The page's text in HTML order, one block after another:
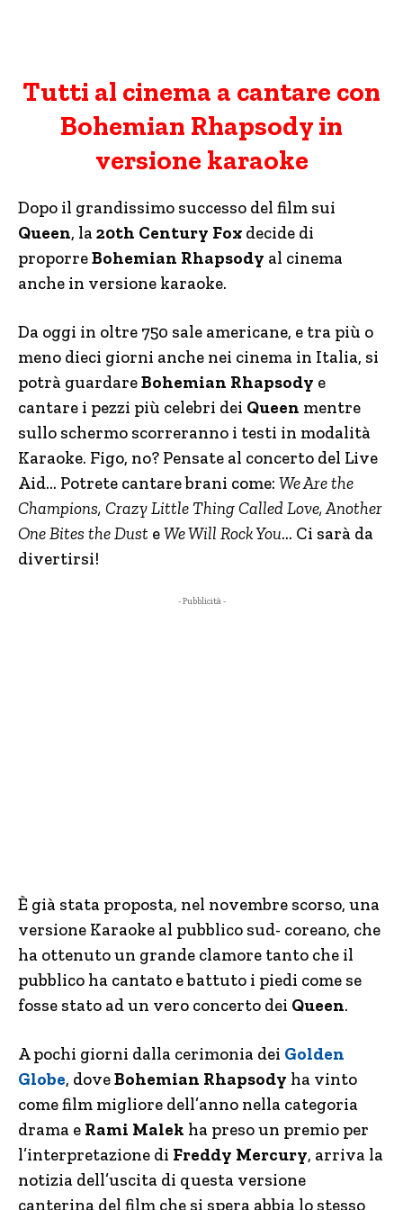
Tutti al cinema a cantare con
Bohemian Rhapsody in
versione karaoke
Dopo il grandissimo successo del film sui
Queen, la20th Century Fox decide di
proporreBohemian Rhapsody al cinema
anche in versione karaoke.
Da oggi in oltre 750 sale americane, e tra più o
meno dieci giorni anche nei cinema in Italia, si
potrà guardareBohemian Rhapsody e
cantare i pezzi più celebri dei Queen mentre
sullo schermo scorreranno i testi in modalità
Karaoke. Figo, no? Pensate al concerto del Live
Aid… Potrete cantare brani come: We Are the
Champions, Crazy Little Thing Called Love, Another
One Bites the Dust eWe Will Rock You… Ci sarà da
divertirsi!
- Pubblicità -
È già stata proposta, nel novembre scorso, una
versione Karaoke al pubblico sud- coreano, che
ha ottenuto un grande clamore tanto che il
pubblico ha cantato e battuto i piedi come se
fosse stato ad un vero concerto dei Queen.
A pochi giorni dalla cerimonia dei Golden
Globe, doveBohemian Rhapsody ha vinto
come film migliore dell’anno nella categoria
drama e Rami Malek ha preso un premio per
l’interpretazione di Freddy Mercury, arriva la
notizia dell’uscita di questa versione
canterina del film che si spera abbia lo stesso